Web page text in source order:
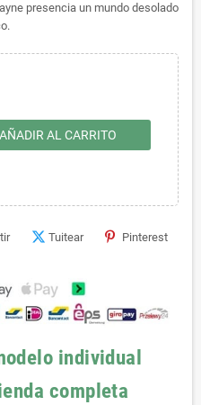
presencia un mundo desolado
AÑADIR AL CARRITO
Tuitear Pinterest
individual
completa